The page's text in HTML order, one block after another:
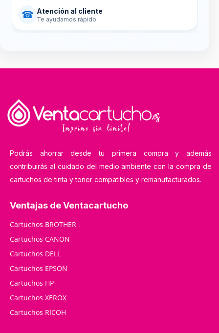
☎ Atención al cliente
Te ayudamos rápido
Podrás ahorrar desde tu primera compra y además
contribuirás al cuidado del medio ambiente con la compra de
cartuchos de tinta y toner compatibles y remanufacturados.
Ventajas de Ventacartucho
Cartuchos BROTHER
Cartuchos CANON
Cartuchos DELL
Cartuchos EPSON
Cartuchos HP
Cartuchos XEROX
Cartuchos RICOH